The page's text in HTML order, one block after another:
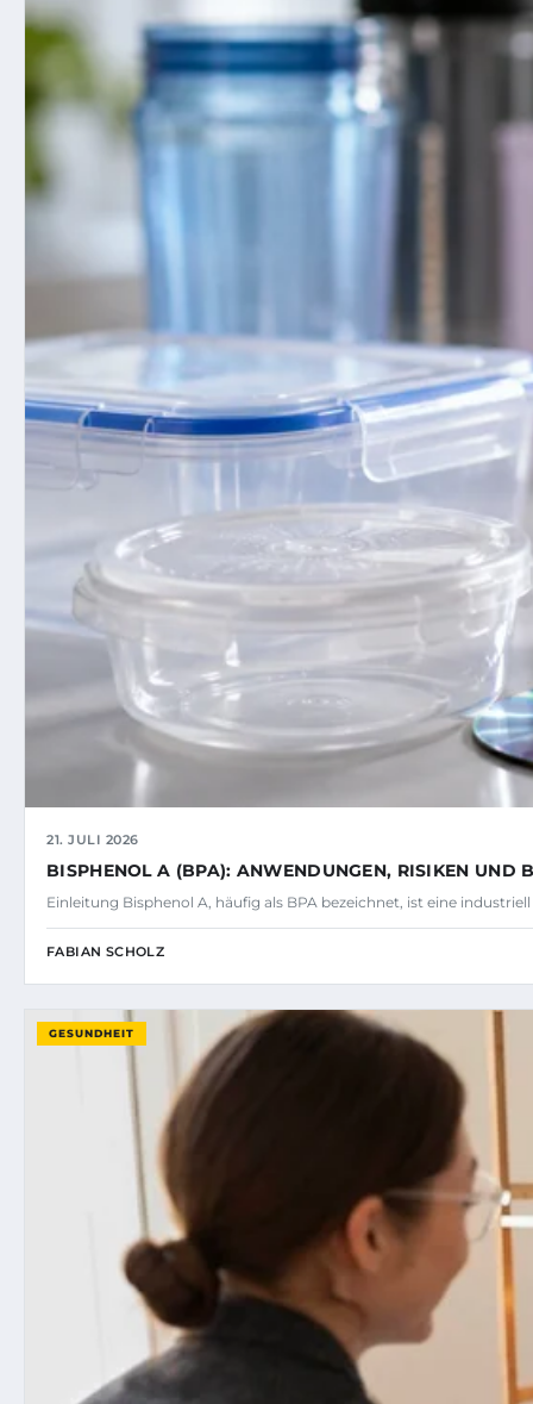
21. JULI 2026
BISPHENOL A (BPA): ANWENDUNGEN, RISIKEN UND
Einleitung Bisphenol A, häufig als BPA bezeichnet, ist eine
FABIAN SCHOLZ
GESUNDHEIT